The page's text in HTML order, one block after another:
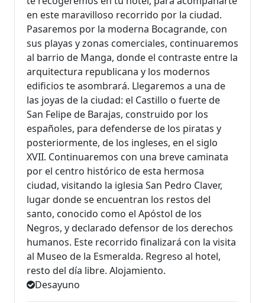
en este maravilloso recorrido por la ciudad.
Pasaremos por la moderna Bocagrande, con
sus playas y zonas comerciales, continuaremos
al barrio de Manga, donde el contraste entre la
arquitectura republicana y los modernos
edificios te asombrará. Llegaremos a una de
las joyas de la ciudad: el Castillo o fuerte de
San Felipe de Barajas, construido por los
españoles, para defenderse de los piratas y
posteriormente, de los ingleses, en el siglo
XVII. Continuaremos con una breve caminata
por el centro histórico de esta hermosa
ciudad, visitando la iglesia San Pedro Claver,
lugar donde se encuentran los restos del
santo, conocido como el Apóstol de los
Negros, y declarado defensor de los derechos
humanos. Este recorrido finalizará con la visita
al Museo de la Esmeralda. Regreso al hotel,
resto del día libre. Alojamiento.
Desayuno